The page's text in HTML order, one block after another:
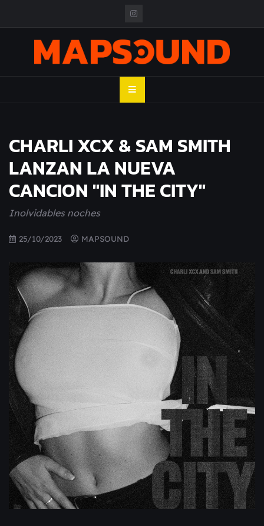
MAPSOUND
CHARLI XCX & SAM SMITH
LANZAN LA NUEVA
CANCION "IN THE CITY"
Inolvidables noches
25/10/2023 MAPSOUND